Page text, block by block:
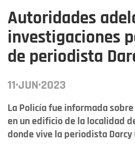
Autoridades
investigaciones
de periodista
11·JUN·2023
La Policía fue informada
en un edificio de la localidad
donde vive la periodista Darcy